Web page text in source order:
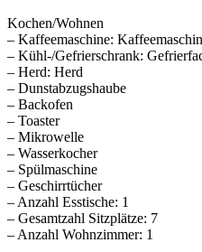
Kochen/Wohnen
– Kaffeemaschine:
– Kühl-/Gefrierschrank:
– Herd: Herd
– Dunstabzugshaube
– Backofen
– Toaster
– Mikrowelle
– Wasserkocher
– Spülmaschine
– Geschirrtücher
– Anzahl Esstische: 1
– Gesamtzahl Sitzplätze: 7
– Anzahl Wohnzimmer: 1